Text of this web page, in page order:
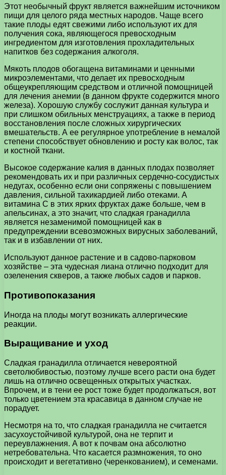
Этот необычный фрукт является важнейшим источником
пищи для целого ряда местных народов. Чаще всего
такие плоды едят свежими либо используют их для
получения сока, являющегося превосходным
ингредиентом для изготовления прохладительных
напитков без содержания алкоголя.
Мякоть плодов обогащена витаминами и ценными
микроэлементами, что делает их превосходным
общеукрепляющим средством и отличной помощницей
для лечения анемии (в данном фрукте содержится много
железа). Хорошую службу сослужит данная культура и
при слишком обильных менструациях, а также в период
восстановления после сложных хирургических
вмешательств. А ее регулярное употребление в немалой
степени способствует обновлению и росту как волос, так
и костной ткани.
Высокое содержание калия в данных плодах позволяет
рекомендовать их и при различных сердечно-сосудистых
недугах, особенно если они сопряжены с повышением
давления, сильной тахикардией либо отеками. А
витамина C в этих ярких фруктах даже больше, чем в
апельсинах, а это значит, что сладкая гранадилла
является незаменимой помощницей как в
предупреждении всевозможных вирусных заболеваний,
так и в избавлении от них.
Используют данное растение и в садово-парковом
хозяйстве – эта чудесная лиана отлично подходит для
озеленения скверов, а также любых садов и парков.
Противопоказания
Иногда на плоды могут возникать аллергические
реакции.
Выращивание и уход
Сладкая гранадилла отличается невероятной
светолюбивостью, поэтому лучше всего расти она будет
лишь на отлично освещенных открытых участках.
Впрочем, и в тени ее рост тоже будет продолжаться, вот
только цветением эта красавица в данном случае не
порадует.
Несмотря на то, что сладкая гранадилла не считается
засухоустойчивой культурой, она не терпит и
переувлажнения. А вот к почвам она абсолютно
нетребовательна. Что касается размножения, то оно
происходит и вегетативно (черенкованием), и семенами.